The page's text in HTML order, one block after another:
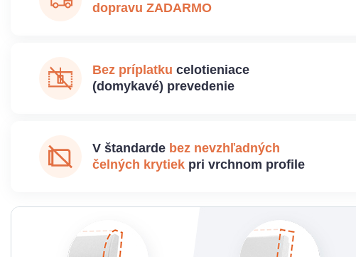
dopravu ZADARMO
Bez príplatku celotieniace
(domykavé) prevedenie
V štandarde bez nevzhľadných
čelných krytiek pri vrchnom profile